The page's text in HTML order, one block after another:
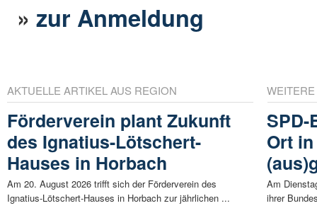
»zur Anmeldung
AKTUELLE ARTIKEL AUS REGION
Förderverein plant Zukunft
des Ignatius-Lötschert-
Hauses in Horbach
Am 20. August 2026 trifft sich der Förderverein des
Ignatius-Lötschert-Hauses in Horbach zur jährlichen ...
Ort
Am
ihrer